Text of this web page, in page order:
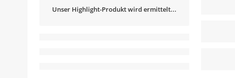
Unser Highlight-Produkt wird ermittelt...